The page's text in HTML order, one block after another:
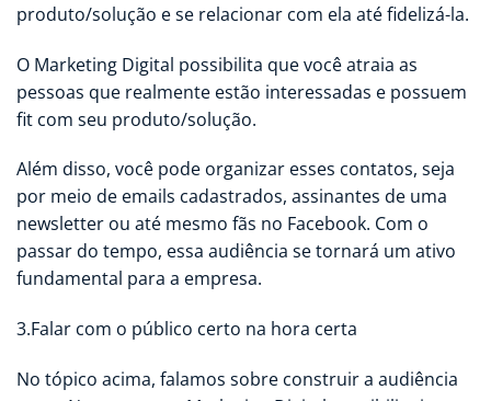
produto/solução e se relacionar com ela até fidelizá-la.
O Marketing Digital possibilita que você atraia as
pessoas que realmente estão interessadas e possuem
fit com seu produto/solução.
Além disso, você pode organizar esses contatos, seja
por meio de emails cadastrados, assinantes de uma
newsletter ou até mesmo fãs no Facebook. Com o
passar do tempo, essa audiência se tornará um ativo
fundamental para a empresa.
3.Falar com o público certo na hora certa
No tópico acima, falamos sobre construir a audiência